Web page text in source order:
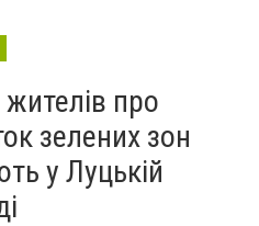
про
зелених зон
у Луцькій